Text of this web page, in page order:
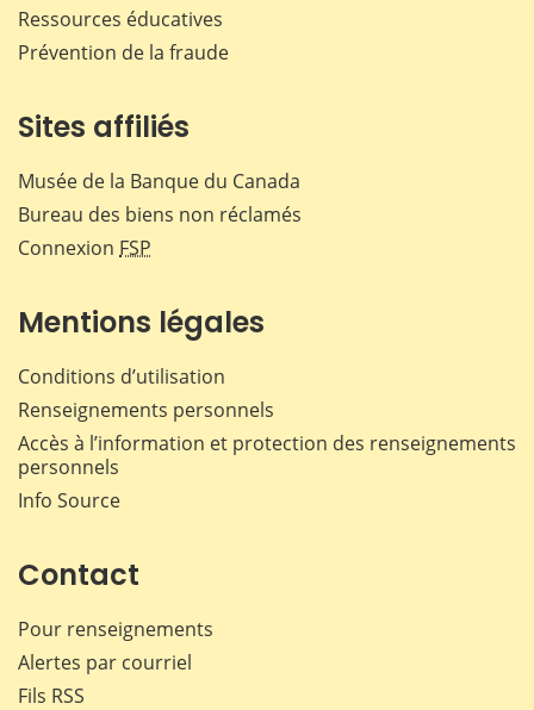
Ressources éducatives
Prévention de la fraude
Sites affiliés
Musée de la Banque du Canada
Bureau des biens non réclamés
Connexion FSP
Mentions légales
Conditions d’utilisation
Renseignements personnels
Accès à l’information et protection des renseignements
personnels
Info Source
Contact
Pour renseignements
Alertes par courriel
Fils RSS